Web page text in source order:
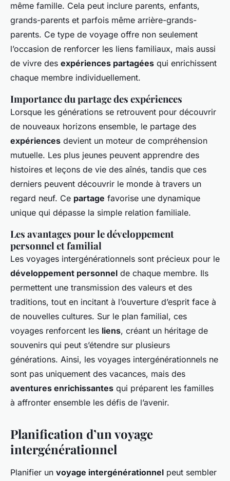
même famille. Cela peut inclure parents, enfants,
grands-parents et parfois même arrière-grands-
parents. Ce type de voyage offre non seulement
l’occasion de renforcer les liens familiaux, mais aussi
de vivre des expériences partagées qui enrichissent
chaque membre individuellement.
Importance du partage des expériences
Lorsque les générations se retrouvent pour découvrir
de nouveaux horizons ensemble, le partage des
expériences devient un moteur de compréhension
mutuelle. Les plus jeunes peuvent apprendre des
histoires et leçons de vie des aînés, tandis que ces
derniers peuvent découvrir le monde à travers un
regard neuf. Ce partage favorise une dynamique
unique qui dépasse la simple relation familiale.
Les avantages pour le développement
personnel et familial
Les voyages intergénérationnels sont précieux pour le
développement personnel de chaque membre. Ils
permettent une transmission des valeurs et des
traditions, tout en incitant à l’ouverture d’esprit face à
de nouvelles cultures. Sur le plan familial, ces
voyages renforcent les liens, créant un héritage de
souvenirs qui peut s’étendre sur plusieurs
générations. Ainsi, les voyages intergénérationnels ne
sont pas uniquement des vacances, mais des
aventures enrichissantes qui préparent les familles
à affronter ensemble les défis de l’avenir.
Planification d’un voyage
intergénérationnel
Planifier un voyage intergénérationnel peut sembler